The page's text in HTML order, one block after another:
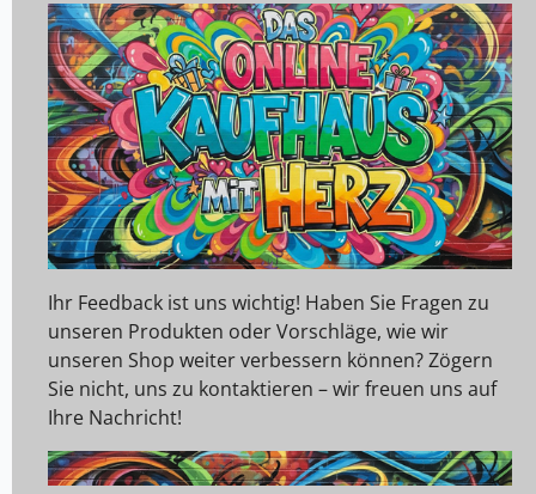
Ihr Feedback ist uns wichtig! Haben Sie Fragen zu
unseren Produkten oder Vorschläge, wie wir
unseren Shop weiter verbessern können? Zögern
Sie nicht, uns zu kontaktieren – wir freuen uns auf
Ihre Nachricht!